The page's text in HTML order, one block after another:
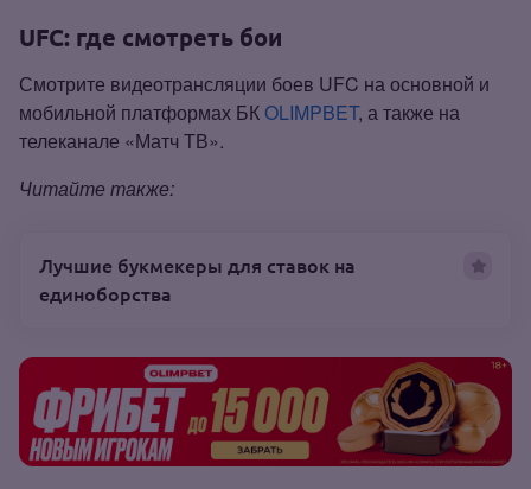
UFC: где смотреть бои
Смотрите видеотрансляции боев UFC на основной и
мобильной платформах БКOLIMPBET, а также на
телеканале «Матч ТВ».
Читайте также:
Лучшие букмекеры для ставок на
единоборства